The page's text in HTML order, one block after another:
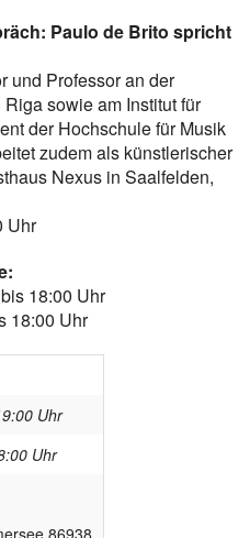
Paulo de Brito spricht
und Professor an der
sowie am Institut für
der Hochschule für Musik
zudem als künstlerischer
Nexus in Saalfelden,
Uhr
18:00 Uhr
18:00 Uhr
Uhr
Uhr